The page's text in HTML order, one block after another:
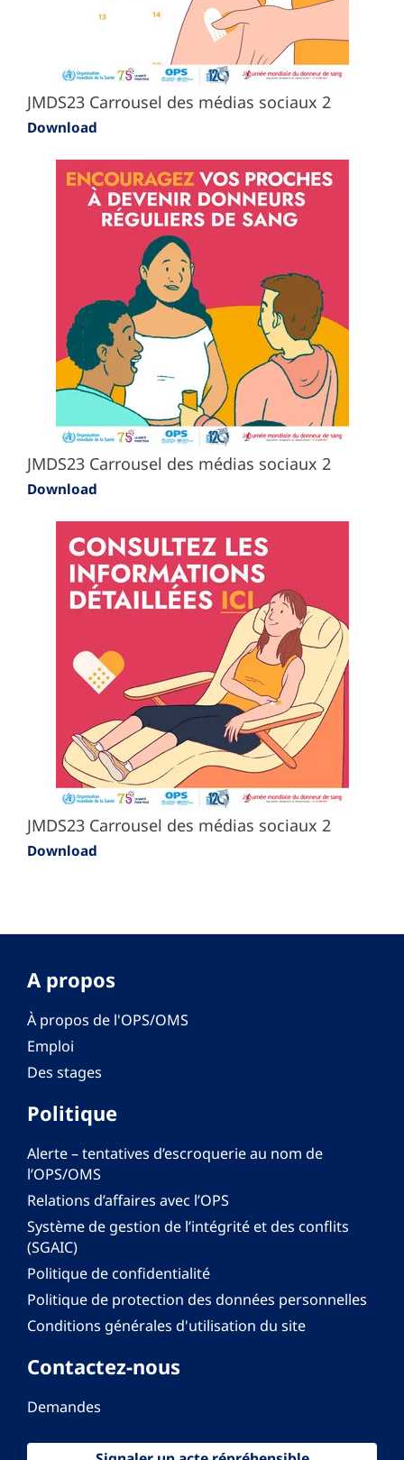
JMDS23 Carrousel des médias sociaux 2
Download
JMDS23 Carrousel des médias sociaux 2
Download
JMDS23 Carrousel des médias sociaux 2
Download
A propos
À propos de l'OPS/OMS
Emploi
Des stages
Politique
Alerte – tentatives d’escroquerie au nom de
l’OPS/OMS
Relations d’affaires avec l’OPS
Système de gestion de l’intégrité et des conflits
(SGAIC)
Politique de confidentialité
Politique de protection des données personnelles
Conditions générales d'utilisation du site
Contactez-nous
Demandes